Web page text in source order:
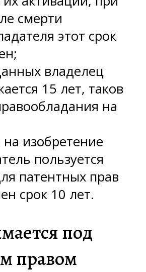
смерти
этот срок
владелец
15 лет, таков
на
изобретение
пользуется
патентных прав
срок 10 лет.
под
правом